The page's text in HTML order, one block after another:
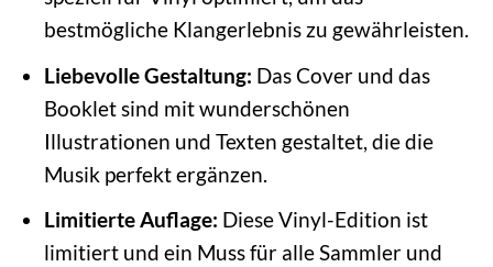
bestmögliche Klangerlebnis zu gewährleisten.
Liebevolle Gestaltung: Das Cover und das
Booklet sind mit wunderschönen
Illustrationen und Texten gestaltet, die die
Musik perfekt ergänzen.
Limitierte Auflage: Diese Vinyl-Edition ist
limitiert und ein Muss für alle Sammler und